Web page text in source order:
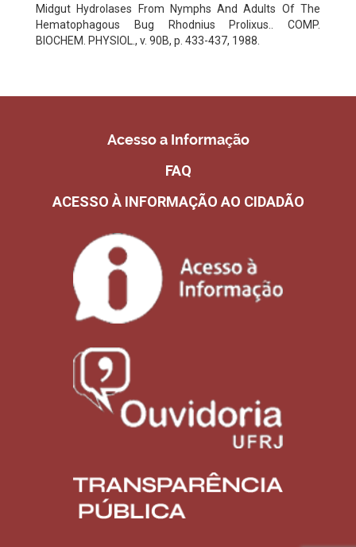
Midgut Hydrolases From Nymphs And Adults Of The
Hematophagous Bug Rhodnius Prolixus.. COMP.
BIOCHEM. PHYSIOL., v. 90B, p. 433-437, 1988.
Acesso a Informação
FAQ
ACESSO À INFORMAÇÃO AO CIDADÃO